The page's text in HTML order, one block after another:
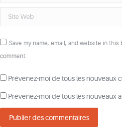
Site Web
Save my name, email, and website in this
comment.
Prévenez-moi de tous les nouveaux
Prévenez-moi de tous les nouveaux
Publier des commentaires